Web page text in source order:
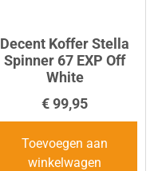
Decent Koffer Stella
Spinner 67 EXP Off
White
€99,95
Toevoegen aan
winkelwagen